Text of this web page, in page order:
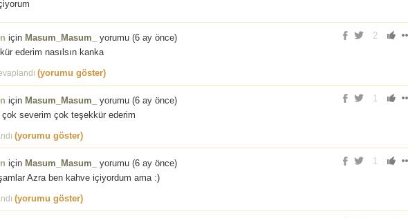
2
için Masum_Masum_ yorumu (6 ay önce)
ederim nasılsın kanka
(yorumu göster)
1
için Masum_Masum_ yorumu (6 ay önce)
çok severim çok teşekkür ederim
(yorumu göster)
1
için Masum_Masum_ yorumu (6 ay önce)
Azra ben kahve içiyordum ama :)
(yorumu göster)